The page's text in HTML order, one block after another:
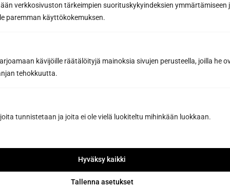
verkkosivuston tärkeimpien suorituskykyindeksien ymmärtämiseen
paremman käyttökokemuksen.
kävijöille räätälöityjä mainoksia sivujen perusteella, joilla he
tehokkuutta.
tunnistetaan ja joita ei ole vielä luokiteltu mihinkään luokkaan.
Tallenna asetukset
Hyväksy kaikki
Vältä saunan pesun yleisimmät
oikeilla tekniikoilla
Saunan pesu on yksi tärkeimmistä huoltotoimenpiteistä,
Lue lisää